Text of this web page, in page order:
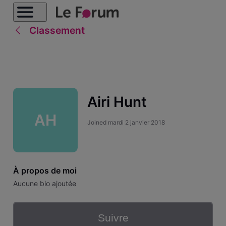
Classement
AH
Airi Hunt
Joined mardi 2 janvier 2018
À propos de moi
Aucune bio ajoutée
Suivre